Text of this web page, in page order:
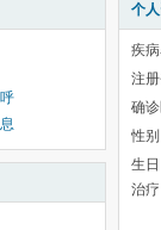
个
疾
注
确
性别
生日
治疗